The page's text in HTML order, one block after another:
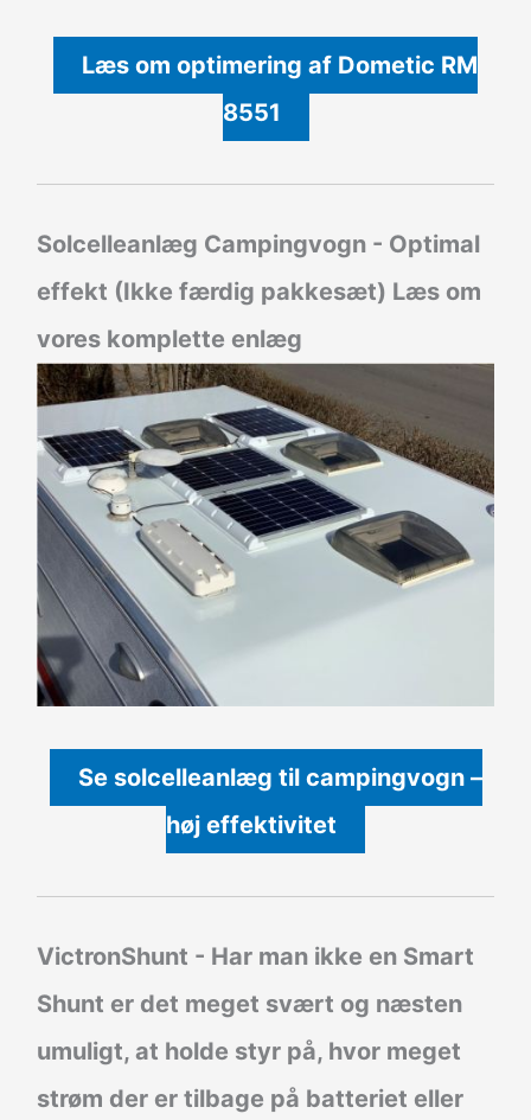
Læs om optimering af Dometic RM
8551
Solcelleanlæg Campingvogn - Optimal
effekt (Ikke færdig pakkesæt) Læs om
vores komplette enlæg
Se solcelleanlæg til campingvogn –
høj effektivitet
VictronShunt - Har man ikke en Smart
Shunt er det meget svært og næsten
umuligt, at holde styr på, hvor meget
strøm der er tilbage på batteriet eller